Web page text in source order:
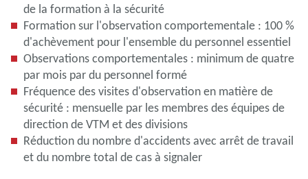
de la formation à la sécurité
Formation sur l'observation comportementale : 100 %
d'achèvement pour l'ensemble du personnel essentiel
Observations comportementales : minimum de quatre
par mois par du personnel formé
Fréquence des visites d'observation en matière de
sécurité : mensuelle par les membres des équipes de
direction de VTM et des divisions
Réduction du nombre d'accidents avec arrêt de travail
et du nombre total de cas à signaler